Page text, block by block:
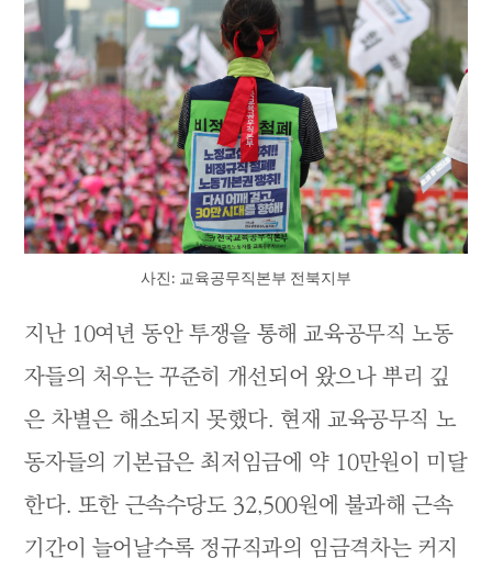
사진: 교육공무직본부 전북지부
지난 10여년 동안 투쟁을 통해 교육공무직 노동
자들의 처우는 꾸준히 개선되어 왔으나 뿌리 깊
은 차별은 해소되지 못했다. 현재 교육공무직 노
동자들의 기본급은 최저임금에 약 10만원이 미달
한다. 또한 근속수당도 32,500원에 불과해 근속
기간이 늘어날수록 정규직과의 임금격차는 커지